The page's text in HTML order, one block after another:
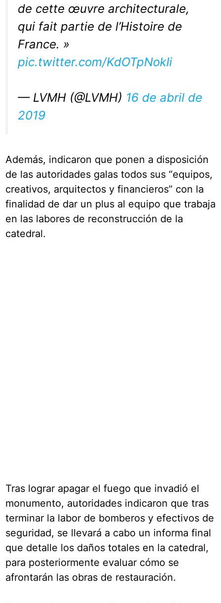
de cette œuvre architecturale,
qui fait partie de l’Histoire de
France. »
pic.twitter.com/KdOTpNokIi
— LVMH (@LVMH) 16 de abril de
2019
Además, indicaron que ponen a disposición
de las autoridades galas todos sus “equipos,
creativos, arquitectos y financieros” con la
finalidad de dar un plus al equipo que trabaja
en las labores de reconstrucción de la
catedral.
Tras lograr apagar el fuego que invadió el
monumento, autoridades indicaron que tras
terminar la labor de bomberos y efectivos de
seguridad, se llevará a cabo un informa final
que detalle los daños totales en la catedral,
para posteriormente evaluar cómo se
afrontarán las obras de restauración.